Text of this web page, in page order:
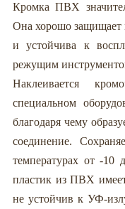
Кромка ПВХ
Она хорошо защищает
и устойчива к
режущим
Наклеивается
специальном
благодаря чему
соединение.
температурах от -
пластик из ПВХ
не устойчив к УФ-